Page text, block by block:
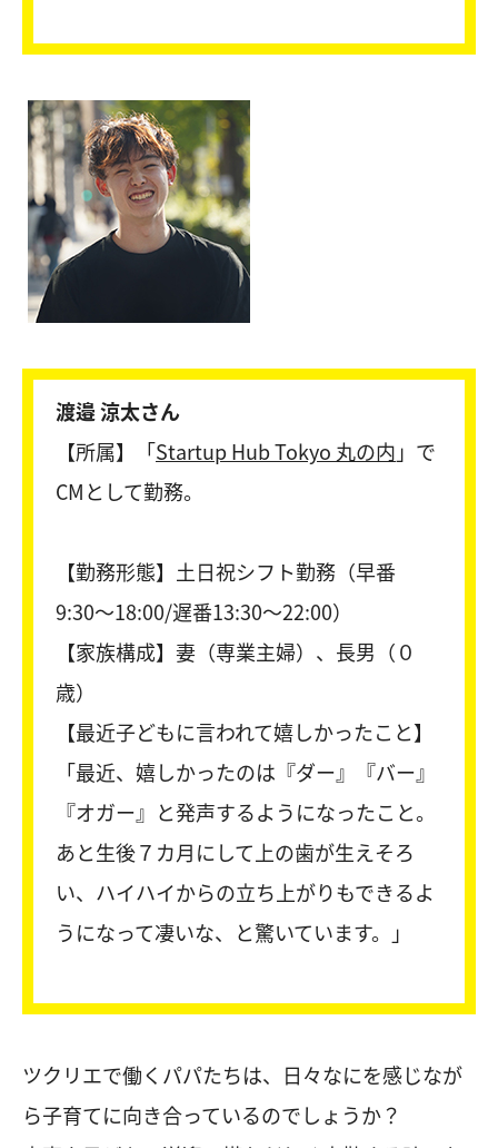
渡邉 涼太さん
【所属】「Startup Hub Tokyo 丸の内 」で
CMとして勤務。
【勤務形態】土日祝シフト勤務（早番
9:30〜18:00/遅番13:30～22:00）
【家族構成】妻（専業主婦）、長男（０
歳）
【最近子どもに言われて嬉しかったこと】
「最近、嬉しかったのは『ダー』『バー』
『オガー』と発声するようになったこと。
あと生後７カ月にして上の歯が生えそろ
い、ハイハイからの立ち上がりもできるよ
うになって凄いな、と驚いています。」
ツクリエで働くパパたちは、日々なにを感じなが
ら子育てに向き合っているのでしょうか？